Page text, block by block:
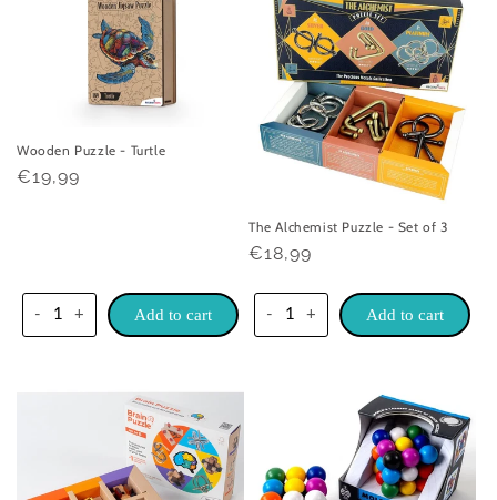
Wooden Puzzle - Turtle
Praghas
€19,99
- + Add to cart
The Alchemist Puzzle - Set of 3
Praghas
€18,99
- + Add to cart